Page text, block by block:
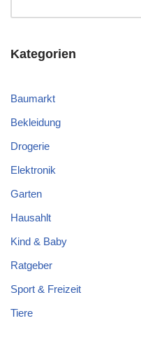
Kategorien
Baumarkt
Bekleidung
Drogerie
Elektronik
Garten
Hausahlt
Kind & Baby
Ratgeber
Sport & Freizeit
Tiere